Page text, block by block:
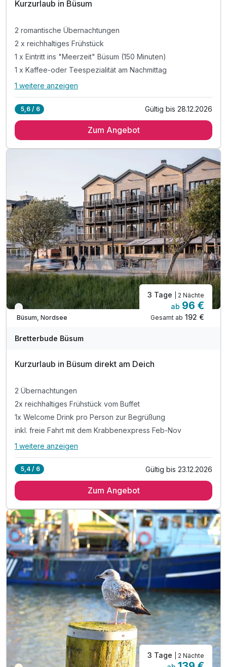
Kurzurlaub in Büsum
2 romantische Übernachtungen
2 x reichhaltiges Frühstück
1 x Eintritt ins "Meerzeit" Büsum (150 Minuten)
1 x Kaffee-oder Teespezialität am Nachmittag
Alle Inklusivleistungen
2 x reichhaltiges Frühstück
1 x Eis oder Apfelstrudel, je nach Saison
1 weitere anzeigen
5,6 / 6 Gültig bis 28.12.2026
Zum Angebot
Verfügbar bis Dezember
Büsum, Nordsee
3 Tage | 2 Nächte
ab 96 €
Gesamt ab 192 €
Bretterbude Büsum
Kurzurlaub in Büsum direkt am Deich
2 Übernachtungen
2x reichhaltiges Frühstück vom Buffet
1x Welcome Drink pro Person zur Begrüßung
inkl. freie Fahrt mit dem Krabbenexpress Feb-Nov
Alle Inklusivleistungen
2x reichhaltiges Frühstück vom Buffet
inkl. freie Fahrt mit dem Krabbenexpress Feb-Nov
inkl. Büsumer Gästekarte
1 weitere anzeigen
5,4 / 6 Gültig bis 23.12.2026
Zum Angebot
3 Tage | 2 Nächte